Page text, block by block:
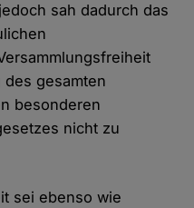
sah dadurch das
gesamten
besonderen
nicht zu
sei ebenso wie